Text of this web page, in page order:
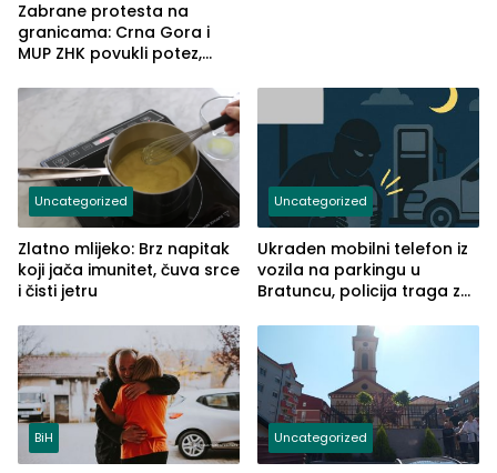
Zabrane protesta na
granicama: Crna Gora i
MUP ZHK povukli potez,
– reakcija prevoznika pod
znakom pitanja
Uncategorized
Zlatno mlijeko: Brz napitak
koji jača imunitet, čuva srce
i čisti jetru
Uncategorized
Ukraden mobilni telefon iz
vozila na parkingu u
Bratuncu, policija traga za
BiH Uncategorized